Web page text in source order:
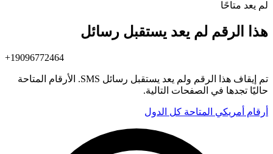
لم يعد متاحًا
هذا الرقم لم يعد يستقبل رسائل
+19096772464
تم إيقاف هذا الرقم ولم يعد يستقبل رسائل SMS. الأرقام المتاحة
حاليًا تجدها في الصفحات التالية.
أرقام أمريكي المتاحة كل الدول